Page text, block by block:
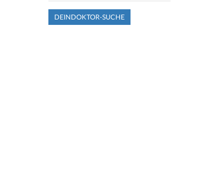
DEINDOKTOR-SUCHE